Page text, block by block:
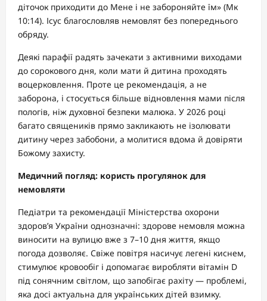
діточок приходити до Мене і не забороняйте їм» (Мк
10:14). Ісус благословляв немовлят без попереднього
обряду.
Деякі парафії радять зачекати з активними виходами
до сорокового дня, коли мати й дитина проходять
воцерковлення. Проте це рекомендація, а не
заборона, і стосується більше відновлення мами після
пологів, ніж духовної безпеки малюка. У 2026 році
багато священиків прямо закликають не ізолювати
дитину через забобони, а молитися вдома й довіряти
Божому захисту.
Медичний погляд: користь прогулянок для
немовляти
Педіатри та рекомендації Міністерства охорони
здоров’я України однозначні: здорове немовля можна
виносити на вулицю вже з 7–10 дня життя, якщо
погода дозволяє. Свіже повітря насичує легені киснем,
стимулює кровообіг і допомагає виробляти вітамін D
під сонячним світлом, що запобігає рахіту — проблемі,
яка досі актуальна для українських дітей взимку.